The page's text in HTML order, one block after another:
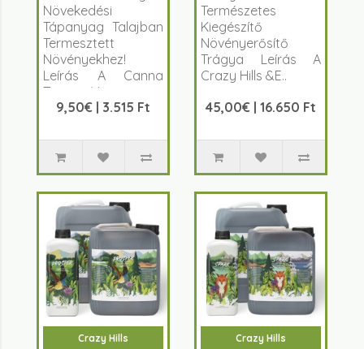
Növekedési
Tápanyag Talajban
Termesztett
Növényekhez!
Leírás A Canna
Terra Vega egy
kifeje..
9,50€ | 3.515 Ft
Természetes
Kiegészítő
Növényerősítő
Trágya Leírás A
Crazy Hills &E..
45,00€ | 16.650 Ft
Crazy Hills Crazy Hills